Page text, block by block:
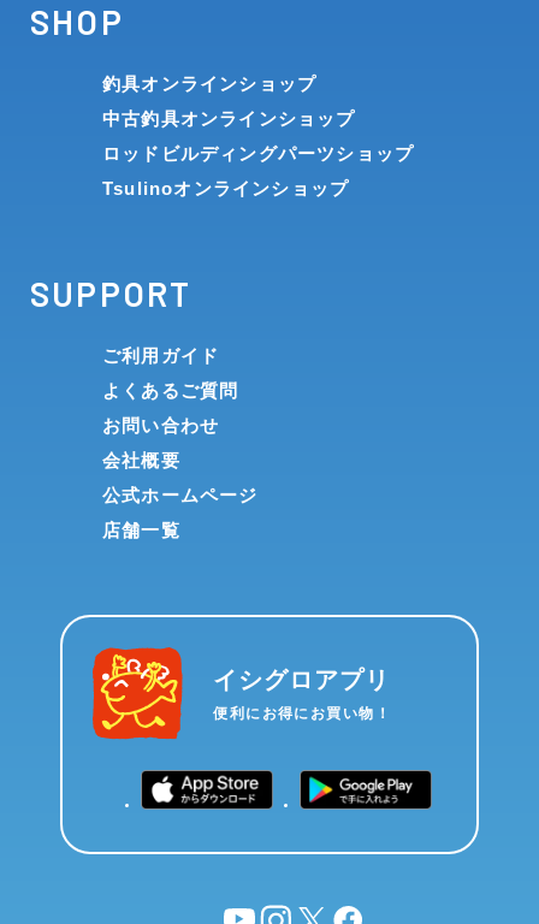
SHOP
釣具オンラインショップ
中古釣具オンラインショップ
ロッドビルディングパーツショップ
Tsulinoオンラインショップ
SUPPORT
ご利用ガイド
よくあるご質問
お問い合わせ
会社概要
公式ホームページ
店舗一覧
イシグロアプリ
便利にお得にお買い物！
YouTubeinstagram
X facebook